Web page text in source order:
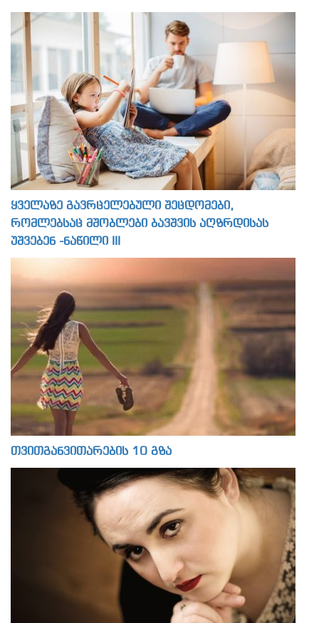
ყველაზე გავრცელებული შეცდომები,
რომლებსაც მშობლები ბავშვის აღზრდისას
უშვებენ -ნაწილი III
თვითგანვითარების 10 გზა